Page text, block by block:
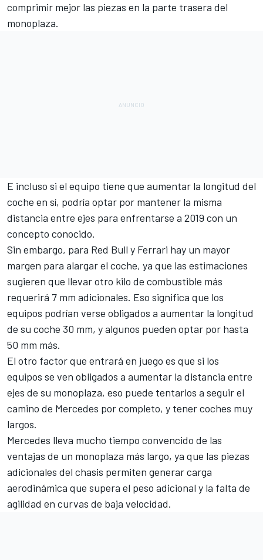
comprimir mejor las piezas en la parte trasera del
monoplaza.
E incluso si el equipo tiene que aumentar la longitud del
coche en sí, podría optar por mantener la misma
distancia entre ejes para enfrentarse a 2019 con un
concepto conocido.
Sin embargo, para Red Bull y Ferrari hay un mayor
margen para alargar el coche, ya que las estimaciones
sugieren que llevar otro kilo de combustible más
requerirá 7 mm adicionales. Eso significa que los
equipos podrían verse obligados a aumentar la longitud
de su coche 30 mm, y algunos pueden optar por hasta
50 mm más.
El otro factor que entrará en juego es que si los
equipos se ven obligados a aumentar la distancia entre
ejes de su monoplaza, eso puede tentarlos a seguir el
camino de Mercedes por completo, y tener coches muy
largos.
Mercedes lleva mucho tiempo convencido de las
ventajas de un monoplaza más largo, ya que las piezas
adicionales del chasis permiten generar carga
aerodinámica que supera el peso adicional y la falta de
agilidad en curvas de baja velocidad.